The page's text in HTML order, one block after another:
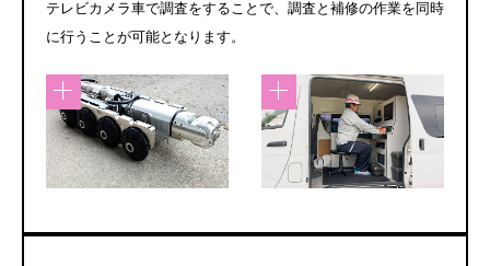
テレビカメラ車で調査をすることで、調査と補修の作業を同時
に行うことが可能となります。